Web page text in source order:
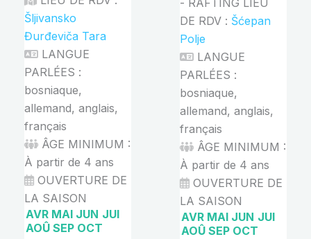
Šljivansko
Đurđeviča Tara
LANGUE
PARLÉES :
bosniaque,
allemand, anglais,
français
ÂGE MINIMUM :
À partir de 4 ans
OUVERTURE DE
LA SAISON
AVR MAI JUN JUI
AOÛ SEP OCT
- RAFTING LIEU
DE RDV : Šćepan
Polje
LANGUE
PARLÉES :
bosniaque,
allemand, anglais,
français
ÂGE MINIMUM :
À partir de 4 ans
OUVERTURE DE
LA SAISON
AVR MAI JUN JUI
AOÛ SEP OCT